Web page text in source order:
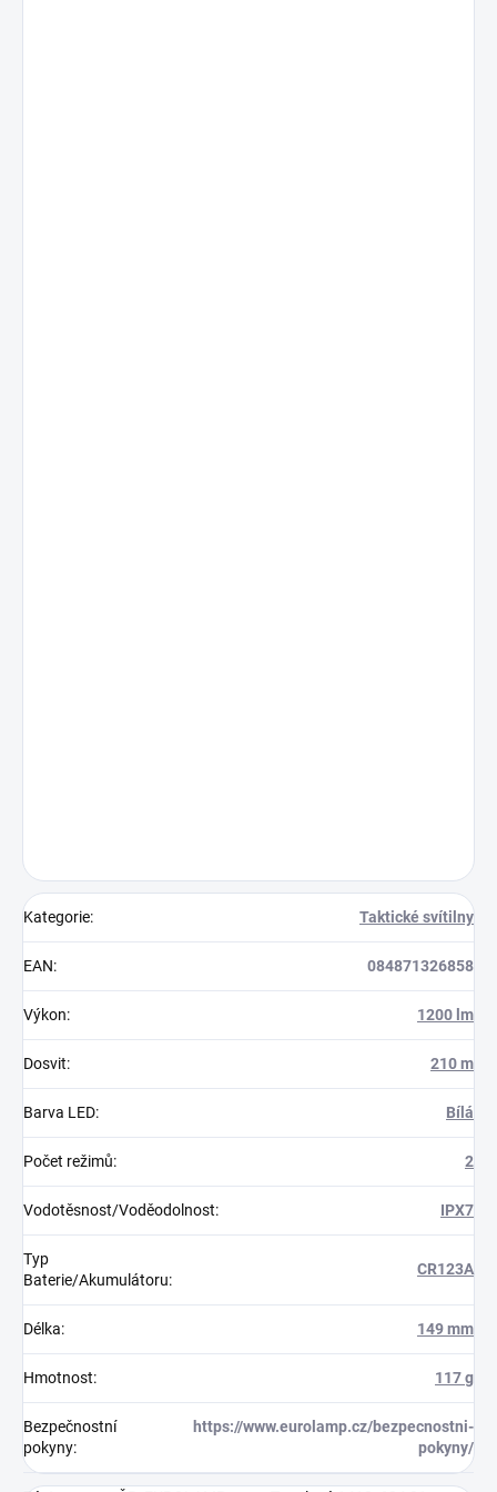
Kategorie: Taktické svítilny
EAN: 084871326858
Výkon: 1200 lm
Dosvit: 210 m
Barva LED: Bílá
Počet režimů: 2
Vodotěsnost/Voděodolnost: IPX7
Typ
Baterie/Akumulátoru:
CR123A
Délka: 149 mm
Hmotnost: 117 g
Bezpečnostní
pokyny:
https://www.eurolamp.cz/bezpecnostni-
pokyny/